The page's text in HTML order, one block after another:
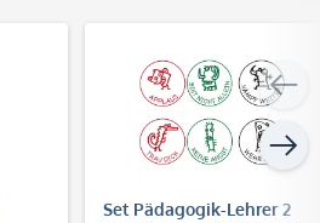
Set Pädagogik-Lehrer 2